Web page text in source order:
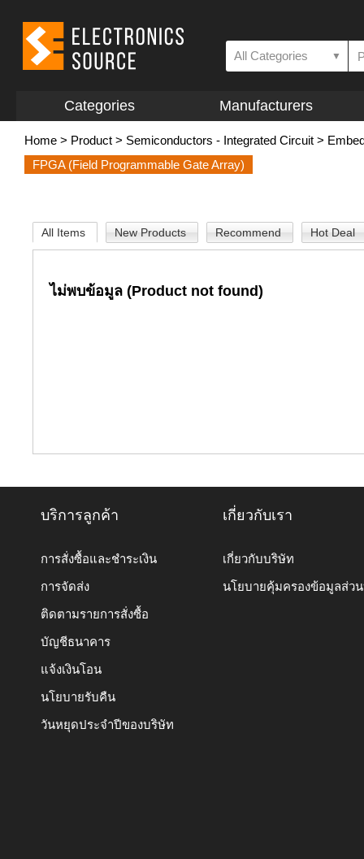
All Categories ▼
Categories Manufacturers
Home > Product > Semiconductors - Integrated Circuit >
FPGA (Field Programmable Gate Array)
All Items New Products Recommend Hot Deal
ไม่พบข้อมูล (Product not found)
บริการลูกค้า
การสั่งซื้อและชำระเงิน
การจัดส่ง
ติดตามรายการสั่งซื้อ
บัญชีธนาคาร
แจ้งเงินโอน
นโยบายรับคืน
วันหยุดประจำปีของบริษัท
เกี่ยวกับเรา
เกี่ยวกับบริษัท
นโยบายคุ้มครองข้อมูลส่ว